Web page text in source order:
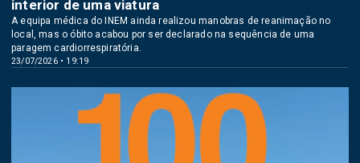
23/07/2026 • 19:19
interior de uma viatura
A equipa médica do INEM ainda realizou manobras de reanimação no
local, mas o óbito acabou por ser declarado na sequência de uma
paragem cardiorrespiratória.